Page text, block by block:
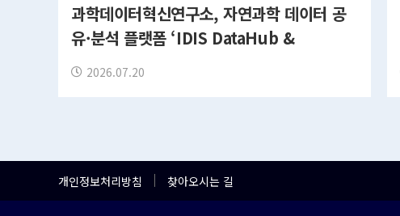
과학데이터혁신연구소, 자연과학 데이터 공
유·분석 플랫폼 ‘IDIS DataHub &
Playground’ 공개
2026.07.20
개인정보처리방침 찾아오시는 길